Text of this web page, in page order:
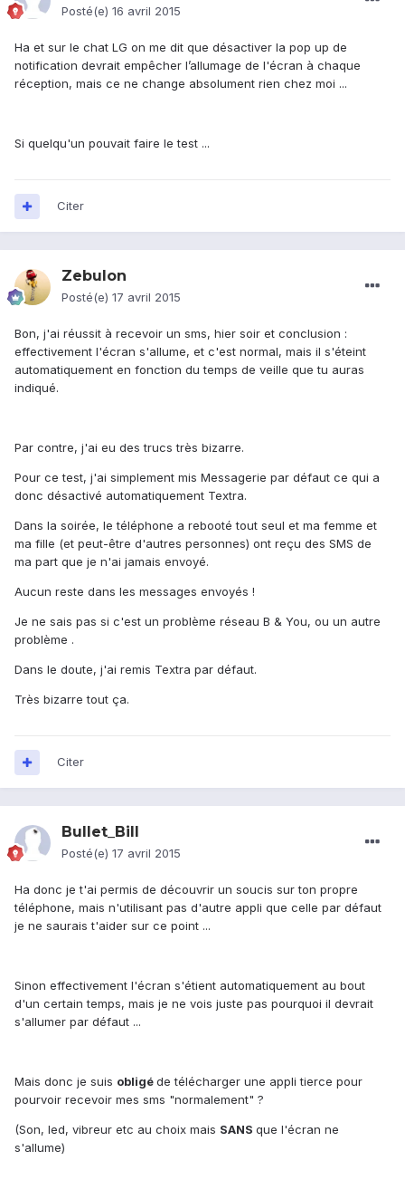
Posté(e) 16 avril 2015
Ha et sur le chat LG on me dit que désactiver la pop up de
notification devrait empêcher l’allumage de l'écran à chaque
réception, mais ce ne change absolument rien chez moi ...
Si quelqu'un pouvait faire le test ...
Citer
Zebulon
Posté(e) 17 avril 2015
Bon, j'ai réussit à recevoir un sms, hier soir et conclusion :
effectivement l'écran s'allume, et c'est normal, mais il s'éteint
automatiquement en fonction du temps de veille que tu auras
indiqué.
Par contre, j'ai eu des trucs très bizarre.
Pour ce test, j'ai simplement mis Messagerie par défaut ce qui a
donc désactivé automatiquement Textra.
Dans la soirée, le téléphone a rebooté tout seul et ma femme et
ma fille (et peut-être d'autres personnes) ont reçu des SMS de
ma part que je n'ai jamais envoyé.
Aucun reste dans les messages envoyés !
Je ne sais pas si c'est un problème réseau B & You, ou un autre
problème .
Dans le doute, j'ai remis Textra par défaut.
Très bizarre tout ça.
Citer
Bullet_Bill
Posté(e) 17 avril 2015
Ha donc je t'ai permis de découvrir un soucis sur ton propre
téléphone, mais n'utilisant pas d'autre appli que celle par défaut
je ne saurais t'aider sur ce point ...
Sinon effectivement l'écran s'étient automatiquement au bout
d'un certain temps, mais je ne vois juste pas pourquoi il devrait
s'allumer par défaut ...
Mais donc je suis obligéde télécharger une appli tierce pour
pourvoir recevoir mes sms "normalement" ?
(Son, led, vibreur etc au choix mais SANS que l'écran ne
s'allume)